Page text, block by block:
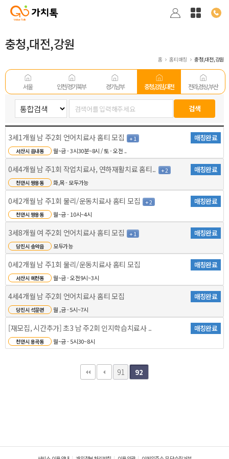
충청,대전,강원
홈 홈티매칭 충청,대전,강원
서울 인천/경기 북부 경기남부 충청,강원,대전 전라,경상,부산
3세1개월 남 주2회 언어치료사 홈티 모집 + 1 매칭완료
서산시 읍내동 월~금 - 3시30분~8시 / 토 - 오전 ..
0세4개월 남 주1회 작업치료사, 연하재활치료 홈티.. + 2 매칭완료
천안시 쌍용동 화,목 - 모두가능
0세2개월 남 주1회 물리/운동치료사 홈티 모집 + 2 매칭완료
천안시 쌍용동 월~금 - 10시~4시
3세8개월 여 주2회 언어치료사 홈티 모집 + 1 매칭완료
당진시 송악읍 모두가능
0세2개월 남 주1회 물리/운동치료사 홈티 모집 매칭완료
서산시 예천동 월~금 - 오전9시~3시
4세4개월 남 주2회 언어치료사 홈티 모집 매칭완료
당진시 석문면 월 ,금 - 5시~7시
[재모집, 시간추가] 초3 남 주2회 인지학습치료사 .. 매칭완료
천안시 용곡동 월~금 - 5시30~8시
91 92